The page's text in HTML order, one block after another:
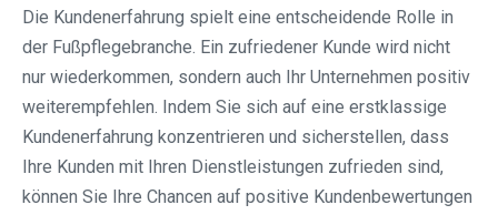
Die Kundenerfahrung spielt eine entscheidende Rolle in
der Fußpflegebranche. Ein zufriedener Kunde wird nicht
nur wiederkommen, sondern auch Ihr Unternehmen positiv
weiterempfehlen. Indem Sie sich auf eine erstklassige
Kundenerfahrung konzentrieren und sicherstellen, dass
Ihre Kunden mit Ihren Dienstleistungen zufrieden sind,
können Sie Ihre Chancen auf positive Kundenbewertungen